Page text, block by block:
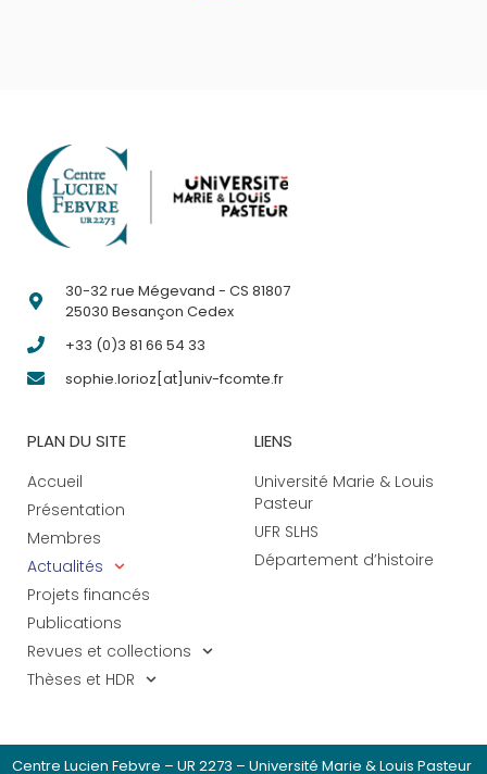
30-32 rue Mégevand - CS 81807
25030 Besançon Cedex
+33 (0)3 81 66 54 33
sophie.lorioz[at]univ-fcomte.fr
PLAN DU SITE
Accueil
Présentation
Membres
Actualités
Projets financés
Publications
Revues et collections
Thèses et HDR
LIENS
Université Marie & Louis
Pasteur
UFR SLHS
Département d’histoire
Centre Lucien Febvre – UR 2273 – Université Marie & Louis Pasteur